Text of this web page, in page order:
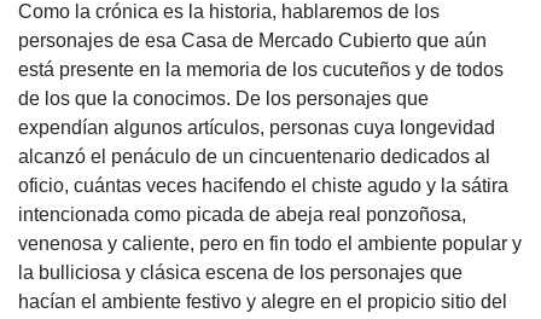
Como la crónica es la historia, hablaremos de los
personajes de esa Casa de Mercado Cubierto que aún
está presente en la memoria de los cucuteños y de todos
de los que la conocimos. De los personajes que
expendían algunos artículos, personas cuya longevidad
alcanzó el penáculo de un cincuentenario dedicados al
oficio, cuántas veces hacifendo el chiste agudo y la sátira
intencionada como picada de abeja real ponzoñosa,
venenosa y caliente, pero en fin todo el ambiente popular y
la bulliciosa y clásica escena de los personajes que
hacían el ambiente festivo y alegre en el propicio sitio del